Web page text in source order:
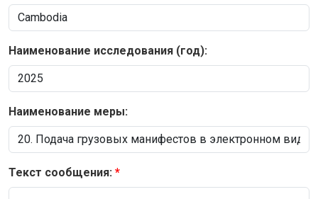
Наименование исследования (год):
Наименование меры:
Текст сообщения: